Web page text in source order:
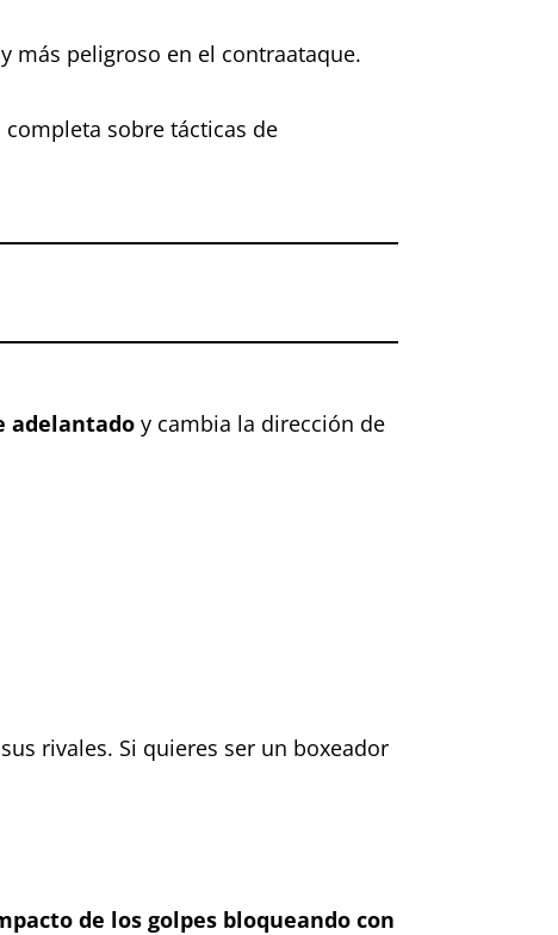
más peligroso en el contraataque.
sobre tácticas de
adelantado y cambia la dirección de
rivales. Si quieres ser un boxeador
de los golpes bloqueando con